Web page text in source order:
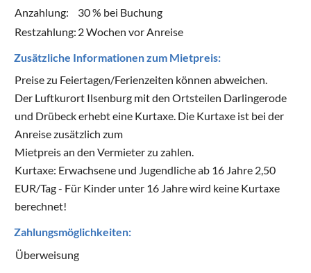
Anzahlung:
30 % bei Buchung
Restzahlung: 2 Wochen vor Anreise
Zusätzliche Informationen zum Mietpreis:
Preise zu Feiertagen/Ferienzeiten können abweichen.
Der Luftkurort Ilsenburg mit den Ortsteilen Darlingerode
und Drübeck erhebt eine Kurtaxe. Die Kurtaxe ist bei der
Anreise zusätzlich zum
Mietpreis an den Vermieter zu zahlen.
Kurtaxe: Erwachsene und Jugendliche ab 16 Jahre 2,50
EUR/Tag - Für Kinder unter 16 Jahre wird keine Kurtaxe
berechnet!
Zahlungsmöglichkeiten:
Überweisung